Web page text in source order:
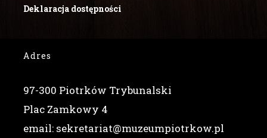
Deklaracja dostępności
Adres
97-300 Piotrków Trybunalski
Plac Zamkowy 4
email: sekretariat@muzeumpiotrkow.pl